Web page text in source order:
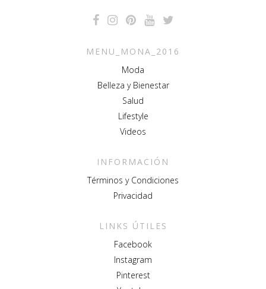
MENU_MONA_2016
Moda
Belleza y Bienestar
Salud
Lifestyle
Videos
INFORMACIÓN
Términos y Condiciones
Privacidad
LINKS ÚTILES
Facebook
Instagram
Pinterest